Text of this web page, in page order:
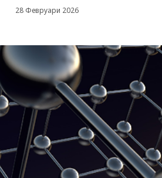
28 Февруари 2026